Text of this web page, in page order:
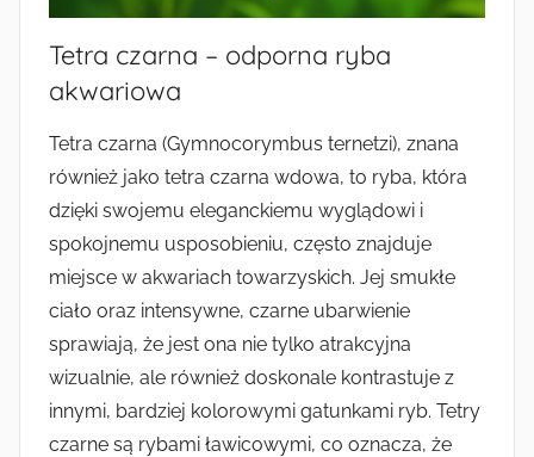
Tetra czarna – odporna ryba
akwariowa
Tetra czarna (Gymnocorymbus ternetzi), znana
również jako tetra czarna wdowa, to ryba, która
dzięki swojemu eleganckiemu wyglądowi i
spokojnemu usposobieniu, często znajduje
miejsce w akwariach towarzyskich. Jej smukłe
ciało oraz intensywne, czarne ubarwienie
sprawiają, że jest ona nie tylko atrakcyjna
wizualnie, ale również doskonale kontrastuje z
innymi, bardziej kolorowymi gatunkami ryb. Tetry
czarne są rybami ławicowymi, co oznacza, że